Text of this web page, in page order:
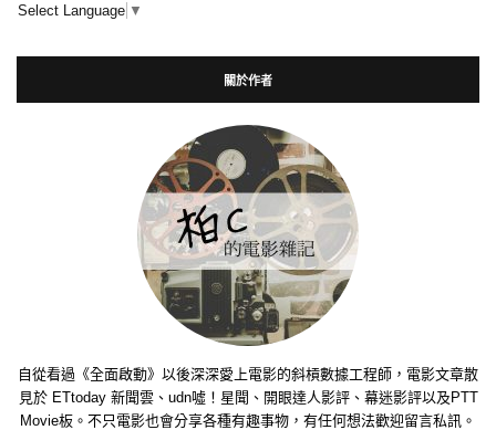
Select Language ▼
關於作者
自從看過《全面啟動》以後深深愛上電影的斜槓數據工程師，電影文章散
見於 ETtoday 新聞雲、udn噓！星聞、開眼達人影評、幕迷影評以及PTT
Movie板。不只電影也會分享各種有趣事物，有任何想法歡迎留言私訊。